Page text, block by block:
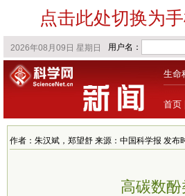
点击此处切换为
生命
首页
作者：朱汉斌，郑望舒 来源：中国科学报 发布
高碳数